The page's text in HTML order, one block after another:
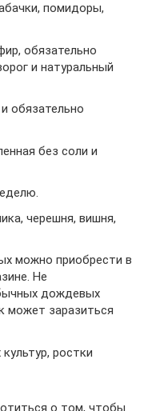
помидоры,
обязательно
и натуральный
обязательно
без соли и
черешня, вишня,
можно приобрести в
Не
дождевых
может заразиться
ростки
о том, чтобы